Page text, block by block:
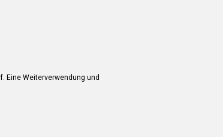
Eine Weiterverwendung und